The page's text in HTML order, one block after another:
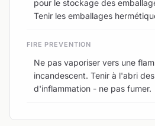
pour le stockage des
Tenir les emballages
FIRE PREVENTION
Ne pas vaporiser vers une
incandescent. Tenir à l'abri
d'inflammation - ne pas fumer.